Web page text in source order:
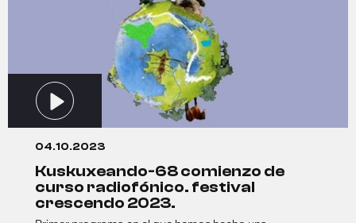
04.10.2023
kuskuxeando-68 comienzo de
curso radiofónico. festival
crescendo 2023.